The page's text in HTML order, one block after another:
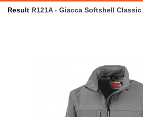
Result R121A - Giacca Softshell Classic